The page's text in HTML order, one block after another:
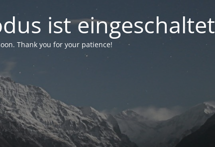
ist eingeschaltet
Thank you for your patience!